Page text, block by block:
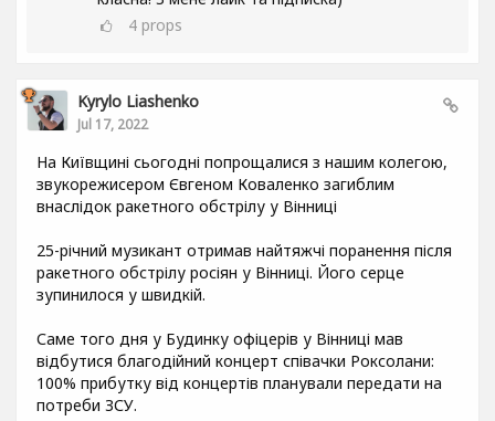
4 props
Kyrylo Liashenko
Jul 17, 2022
На Київщині сьогодні попрощалися з нашим колегою,
звукорежисером Євгеном Коваленко загиблим
внаслідок ракетного обстрілу у Вінниці
25-річний музикант отримав найтяжчі поранення після
ракетного обстрілу росіян у Вінниці. Його серце
зупинилося у швидкій.
Саме того дня у Будинку офіцерів у Вінниці мав
відбутися благодійний концерт співачки Роксолани:
100% прибутку від концертів планували передати на
потреби ЗСУ.